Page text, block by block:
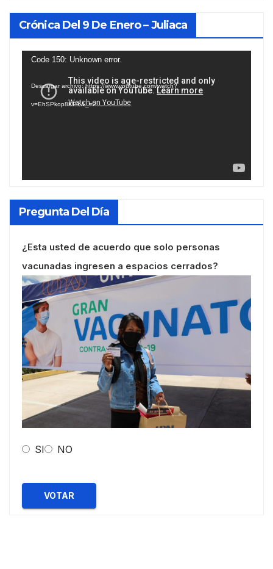
Crónica Del 9 De Enero – Juliaca
Reproductor
vídeo
Code 150: Unknown error.
Descargar archivo: https://www.youtube.com/watch?
v=EhSPkop8KPY&_=2
Pregunta Del Día
¿Esta usted de acuerdo que solo personas
vacunadas ingresen a espacios cerrados?
SI NO
VOTAR